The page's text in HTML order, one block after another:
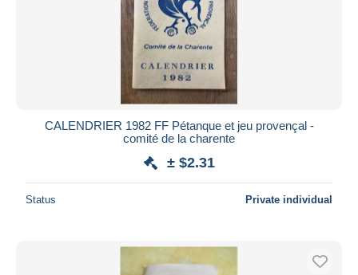
CALENDRIER 1982 FF Pétanque et jeu provençal -
comité de la charente
± $2.31
Status Private individual